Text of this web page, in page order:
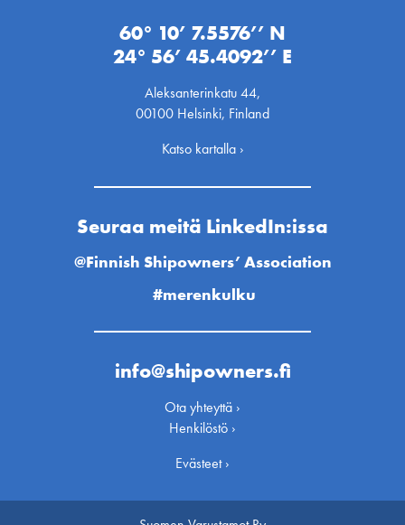
60° 10’ 7.5576’’ N
24° 56’ 45.4092’’ E
Aleksanterinkatu 44,
00100 Helsinki, Finland
Katso kartalla ›
Seuraa meitä LinkedIn:issa
@Finnish Shipowners’ Association
#merenkulku
info@shipowners.fi
Ota yhteyttä ›
Henkilöstö ›
Evästeet ›